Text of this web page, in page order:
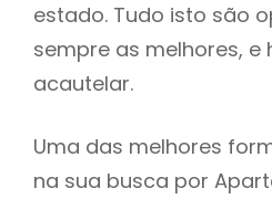
estado. Tudo isto são
sempre as melhores, e
acautelar.
Uma das melhores
na sua busca por